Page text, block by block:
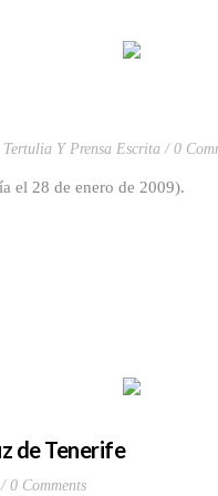
Tertulia Y Prensa Escrita 0
el 28 de enero de 2009).
de Tenerife
0 Comments